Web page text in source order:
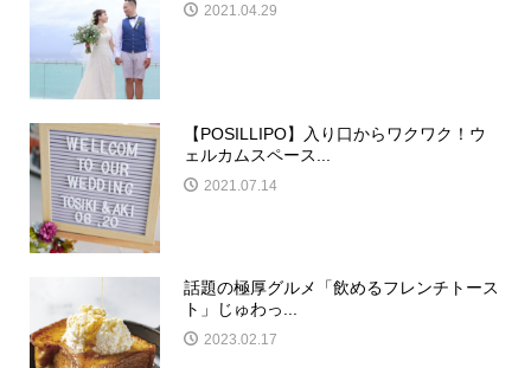
2021.04.29
【POSILLIPO】入り口からワクワク！ウ
ェルカムスペース...
2021.07.14
話題の極厚グルメ「飲めるフレンチトース
ト」じゅわっ...
2023.02.17